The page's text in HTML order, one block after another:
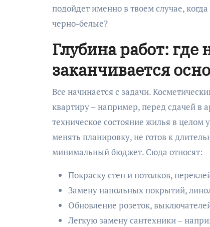
подойдет именно в твоем случае,
черно-белые?
Глубина работ: где
заканчивается
Все начинается с задачи.
квартиру – например, перед сдачей в
техническое состояние жилья в целом
менять планировку, не готов к
минимальный бюджет. Сюда относят:
Покраску стен и потолков,
Замену напольных покрытий,
Обновление розеток,
Легкую замену сантехники –